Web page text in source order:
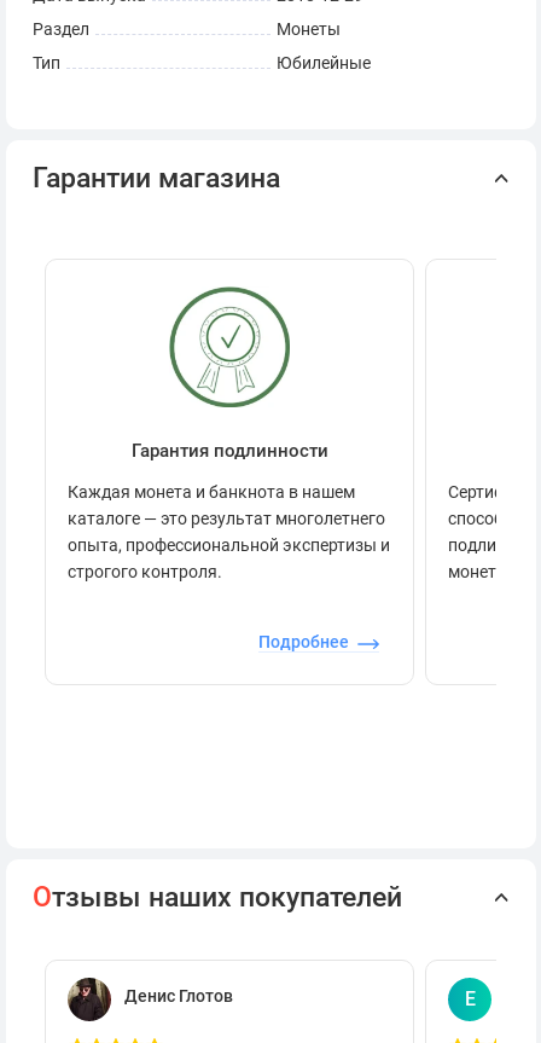
Раздел
Монеты
Тип
Юбилейные
Гарантии магазина
Гарантия подлинности
Каждая монета и банкнота в нашем
каталоге — это результат многолетнего
опыта, профессиональной экспертизы и
строгого контроля.
Подробнее
способов
монеты.
Отзывы наших покупателей
Денис Глотов Е